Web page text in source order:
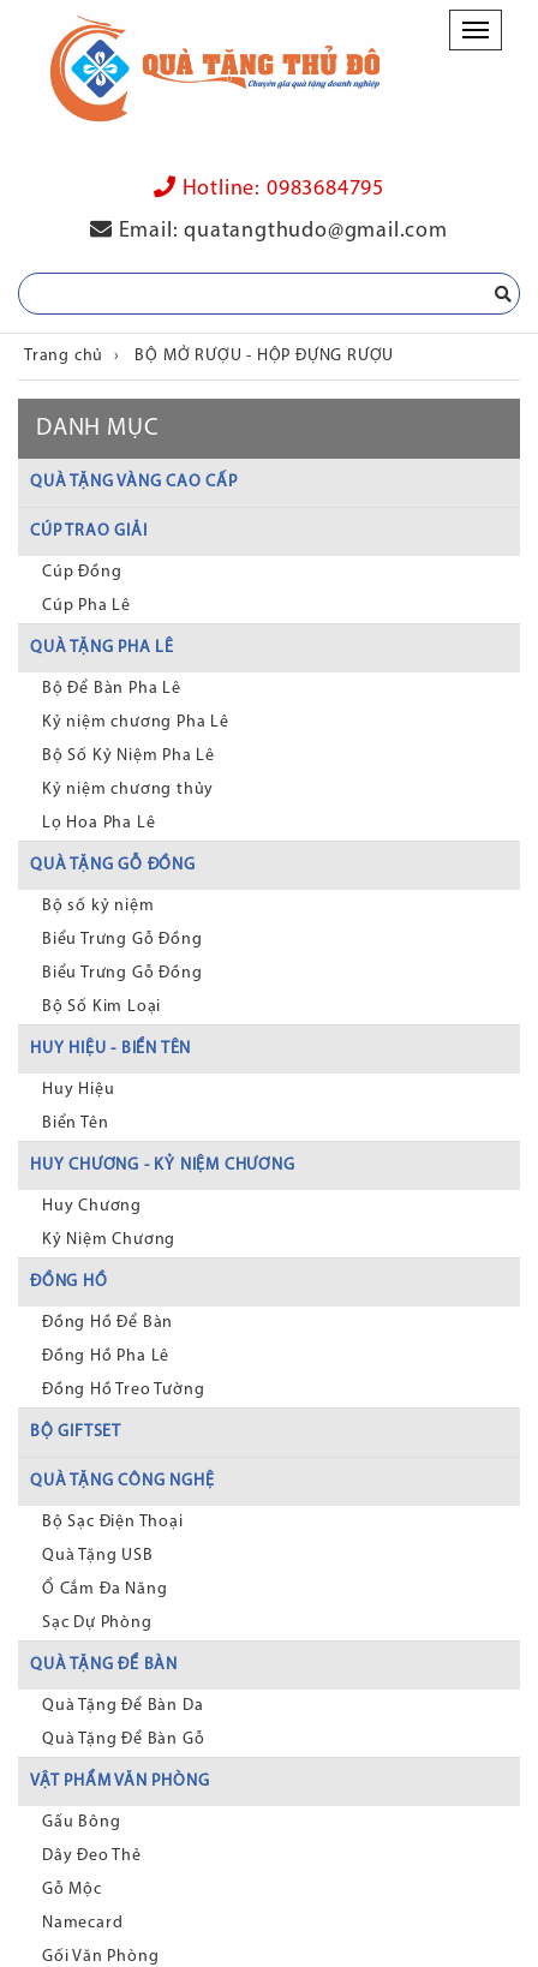
Danh
mục
Hotline: 0983684795
Email:quatangthudo@gmail.com
Trang chủ › BỘ MỞ RƯỢU - HỘP ĐỰNG RƯỢU
DANH MỤC
QUÀ TẶNG VÀNG CAO CẤP
CÚP TRAO GIẢI
Cúp Đồng
Cúp Pha Lê
QUÀ TẶNG PHA LÊ
Bộ Để Bàn Pha Lê
Kỷ niệm chương Pha Lê
Bộ Số Kỷ Niệm Pha Lê
Kỷ niệm chương thủy
Lọ Hoa Pha Lê
QUÀ TẶNG GỖ ĐỒNG
Bộ số kỷ niệm
Biểu Trưng Gỗ Đồng
Biểu Trưng Gỗ Đồng
Bộ Số Kim Loại
HUY HIỆU - BIỂN TÊN
Huy Hiệu
Biển Tên
HUY CHƯƠNG - KỶ NIỆM CHƯƠNG
Huy Chương
Kỷ Niệm Chương
ĐỒNG HỒ
Đồng Hồ Để Bàn
Đồng Hồ Pha Lê
Đồng Hồ Treo Tường
BỘ GIFTSET
QUÀ TẶNG CÔNG NGHỆ
Bộ Sạc Điện Thoại
Quà Tặng USB
Ổ Cắm Đa Năng
Sạc Dự Phòng
QUÀ TẶNG ĐỂ BÀN
Quà Tặng Để Bàn Da
Quà Tặng Để Bàn Gỗ
VẬT PHẨM VĂN PHÒNG
Gấu Bông
Dây Đeo Thẻ
Gỗ Mộc
Namecard
Gối Văn Phòng